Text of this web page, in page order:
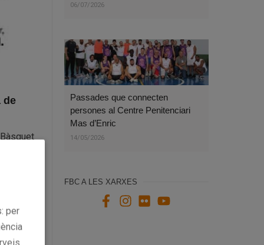
de
de
06/07/2026
Passades que connecten
persones al Centre Penitenciari
Mas d’Enric
14/05/2026
FBC A LES XARXES
per